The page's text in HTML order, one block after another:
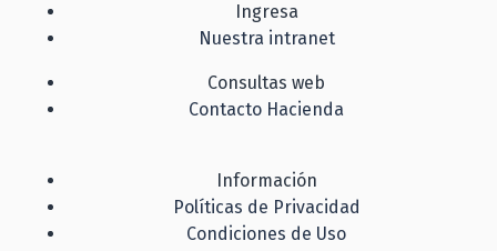
Ingresa
Nuestra intranet
Consultas web
Contacto Hacienda
Información
Políticas de Privacidad
Condiciones de Uso